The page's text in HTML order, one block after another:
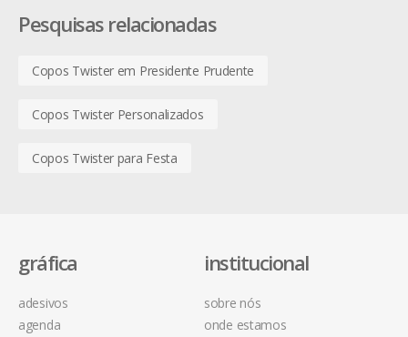
Pesquisas relacionadas
Copos Twister em Presidente Prudente
Copos Twister Personalizados
Copos Twister para Festa
institucional
sobre nós
onde estamos
gráfica
adesivos
agenda